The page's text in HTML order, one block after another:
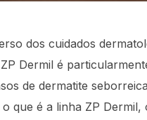
dos cuidados
Dermil é
de dermatite
que é a linha ZP Dermil,